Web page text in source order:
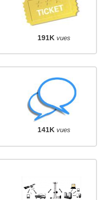
191K vues
141K vues